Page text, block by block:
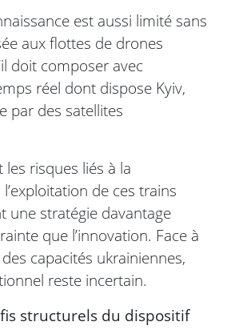
est aussi limité sans
aux flottes de drones
doit composer avec
réel dont dispose Kyiv,
par des satellites
risques liés à la
de ces trains
une stratégie davantage
que l’innovation. Face à
capacités ukrainiennes,
reste incertain.
structurels du dispositif